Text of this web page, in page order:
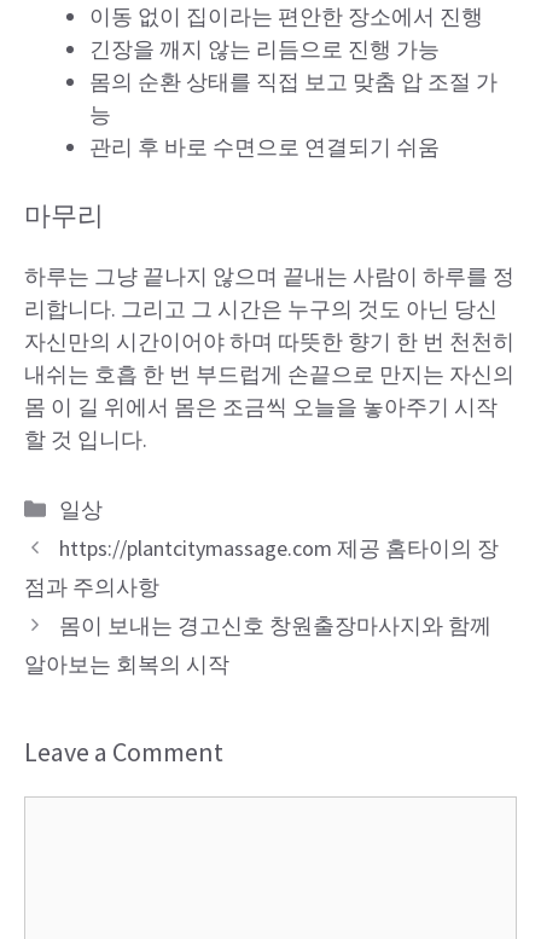
이동 없이 집이라는 편안한 장소에서 진행
긴장을 깨지 않는 리듬으로 진행 가능
몸의 순환 상태를 직접 보고 맞춤 압 조절 가
능
관리 후 바로 수면으로 연결되기 쉬움
마무리
하루는 그냥 끝나지 않으며 끝내는 사람이 하루를 정
리합니다. 그리고 그 시간은 누구의 것도 아닌 당신
자신만의 시간이어야 하며 따뜻한 향기 한 번 천천히
내쉬는 호흡 한 번 부드럽게 손끝으로 만지는 자신의
몸 이 길 위에서 몸은 조금씩 오늘을 놓아주기 시작
할 것 입니다.
Categories
일상
https://plantcitymassage.com 제공 홈타이의 장
점과 주의사항
몸이 보내는 경고신호 창원출장마사지와 함께
알아보는 회복의 시작
Leave a Comment